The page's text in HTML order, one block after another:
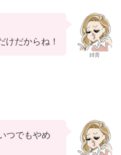
姉貴
けだからね！
つでもやめ